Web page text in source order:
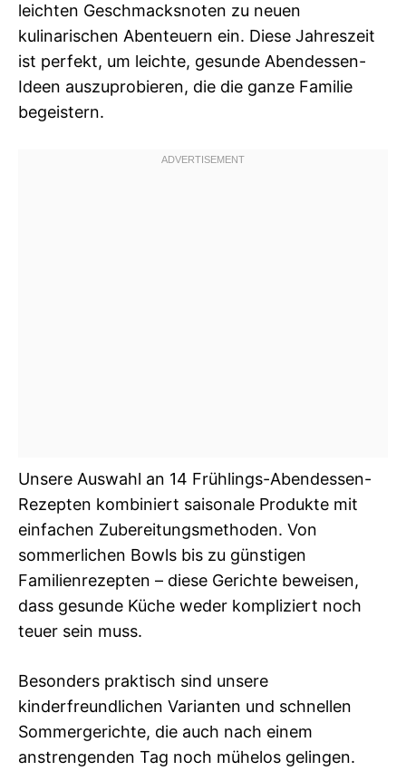
leichten Geschmacksnoten zu neuen
kulinarischen Abenteuern ein. Diese Jahreszeit
ist perfekt, um leichte, gesunde Abendessen-
Ideen auszuprobieren, die die ganze Familie
begeistern.
Unsere Auswahl an 14 Frühlings-Abendessen-
Rezepten kombiniert saisonale Produkte mit
einfachen Zubereitungsmethoden. Von
sommerlichen Bowls bis zu günstigen
Familienrezepten – diese Gerichte beweisen,
dass gesunde Küche weder kompliziert noch
teuer sein muss.
Besonders praktisch sind unsere
kinderfreundlichen Varianten und schnellen
Sommergerichte, die auch nach einem
anstrengenden Tag noch mühelos gelingen.